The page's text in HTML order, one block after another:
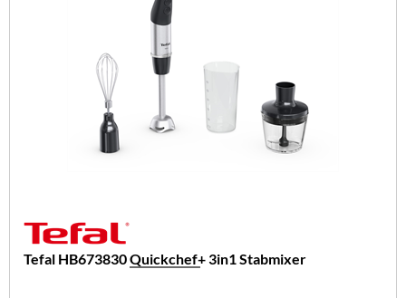
Tefal HB673830 Quickchef+ 3in1 Stabmixer